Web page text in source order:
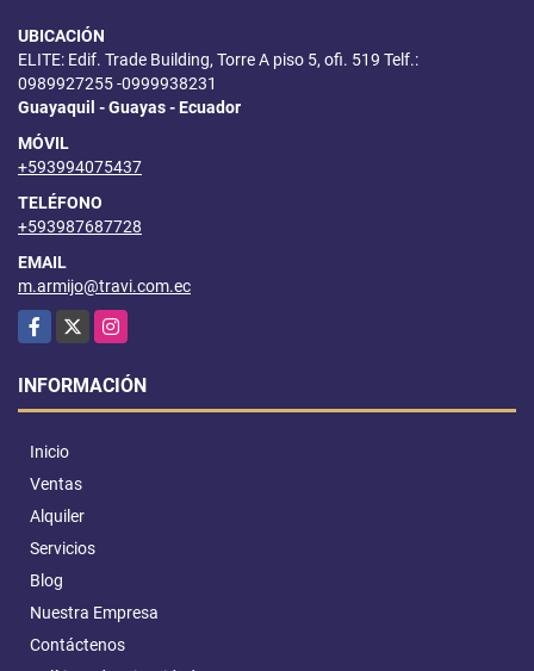
UBICACIÓN
ELITE: Edif. Trade Building, Torre A piso 5, ofi. 519 Telf.:
0989927255 -0999938231
Guayaquil - Guayas - Ecuador
MÓVIL
+593994075437
TELÉFONO
+593987687728
EMAIL
m.armijo@travi.com.ec
Facebook
X Instagram
INFORMACIÓN
Inicio
Ventas
Alquiler
Servicios
Blog
Nuestra Empresa
Contáctenos